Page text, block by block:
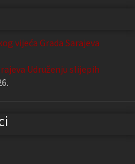
vijeća Grada Sarajeva
Udruženju slijepih